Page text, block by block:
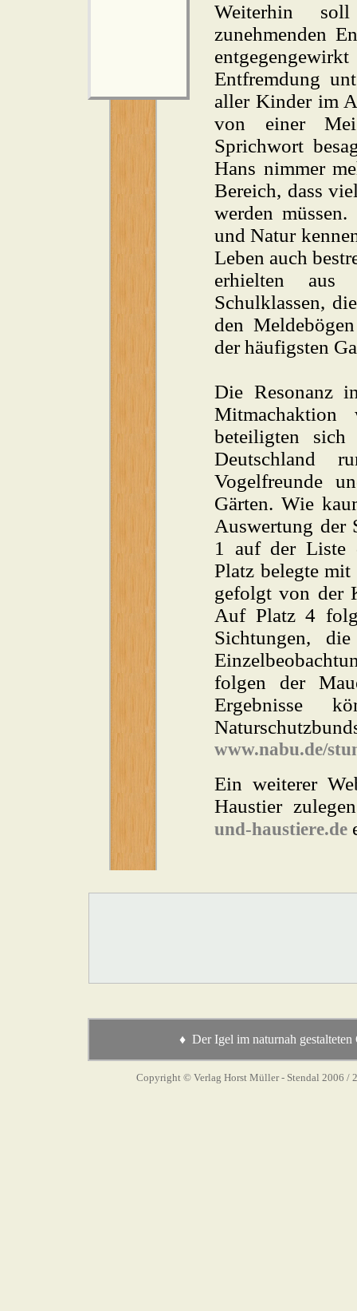
Weiterhin
zunehmenden
Entfremdung
aller Kinder im
von einer
Sprichwort
Hans nimmer
Bereich, dass
werden
und Natur
Leben auch
erhielten aus
Schulklassen,
den
der häufigsten
Die Resonanz
beteiligten sich
Deutschland
Vogelfreunde
Gärten. Wie
Auswertung der
1 auf der Liste
Platz belegte
gefolgt von der
Auf Platz 4
Sichtungen,
folgen der
Ergebnisse
www.nabu.de/
Ein weiterer
Haustier
und-haustiere.de
♦ Der Igel im naturnah
Copyright © Verlag Horst Müller - Stendal 2006 /